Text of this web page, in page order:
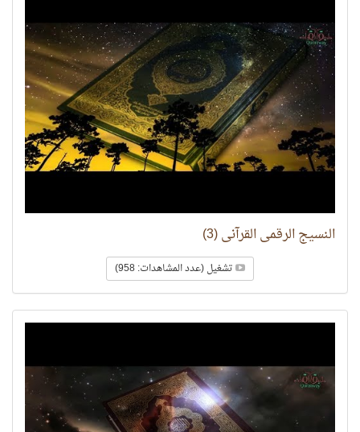
النسيج الرقمي القرآني (3)
تشغيل (عدد المشاهدات: 958)